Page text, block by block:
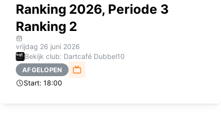
Ranking 2026, Periode 3
Ranking 2
vrijdag 26 juni 2026
Bekijk club: Dartcafé Dubbel10
AFGELOPEN
Start: 18:00